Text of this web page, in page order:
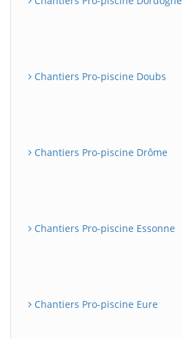
Chantiers Pro-piscine Doubs
Chantiers Pro-piscine Drôme
Chantiers Pro-piscine Essonne
Chantiers Pro-piscine Eure